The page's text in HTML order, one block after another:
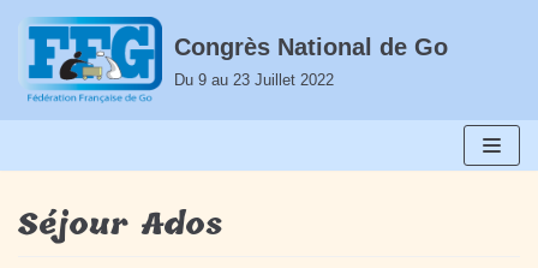
Aller
contenu
Congrès National de Go
Du 9 au 23 Juillet 2022
Séjour Ados